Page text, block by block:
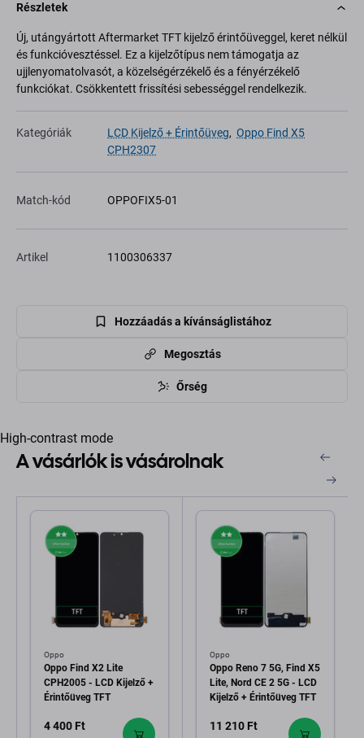
Részletek
Új, utángyártott Aftermarket TFT kijelző érintőüveggel, keret nélkül
és funkcióvesztéssel. Ez a kijelzőtípus nem támogatja az
ujjlenyomatolvasót, a közelségérzékelő és a fényérzékelő
funkciókat. Csökkentett frissítési sebességgel rendelkezik.
Kategóriák LCD Kijelző + Érintőüveg, Oppo Find X5
CPH2307
Match-kód OPPOFIX5-01
Artikel 1100306337
Hozzáadás a kívánságlistához
Megosztás
Őrség
High-contrast mode
A vásárlók is vásárolnak
Oppo
Oppo Find X2 Lite
CPH2005 - LCD Kijelző +
Érintőüveg TFT
4 400 Ft
Oppo
Oppo Reno 7 5G, Find X5
Lite, Nord CE 2 5G - LCD
Kijelző + Érintőüveg TFT
11 210 Ft